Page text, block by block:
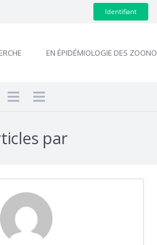
Identifiant
EN ÉPIDÉMIOLOGIE DES
par